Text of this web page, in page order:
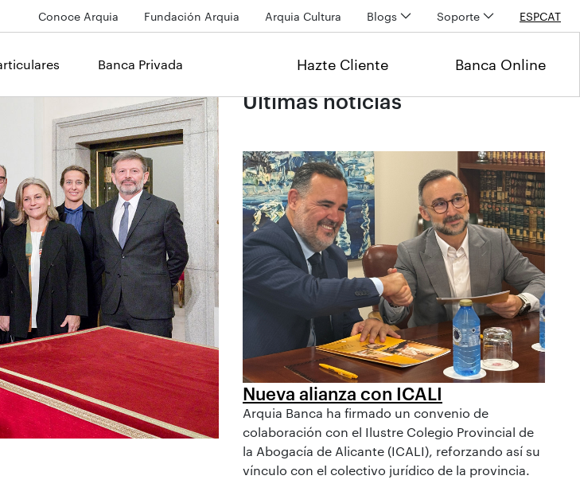
Conoce Arquia Fundación Arquia Arquia Cultura Blogs Soporte ESPCAT
Banca Privada Hazte Cliente Banca Online
Últimas noticias
Nueva alianza con ICALI
Arquia Banca ha firmado un convenio de
colaboración con el Ilustre Colegio Provincial de
la Abogacía de Alicante (ICALI), reforzando así su
vínculo con el colectivo jurídico de la provincia.